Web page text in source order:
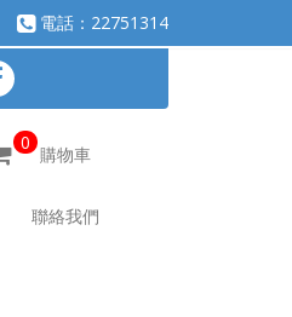
電話：22751314
0
購物車
聯絡我們